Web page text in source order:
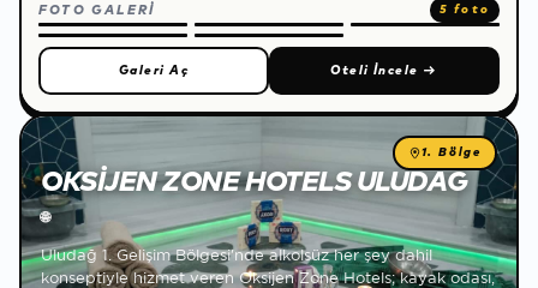
FOTO GALERİ 5 foto
Galeri Aç Oteli İncele →
1. Bölge
OKSIJEN ZONE HOTELS ULUDAĞ
🌐
Uludağ 1. Gelişim Bölgesi'nde alkolsüz her şey dahil
konseptiyle hizmet veren Oksijen Zone Hotels; kayak odası,